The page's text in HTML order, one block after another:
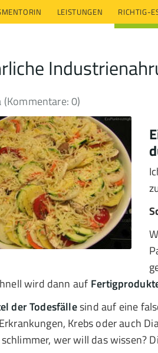
LEISTUNGEN RICHTIG-
(Kommentare: 0)
wird dann auf
der Todesfällesind auf eine
Krebs oder auch
wer will das wissen?